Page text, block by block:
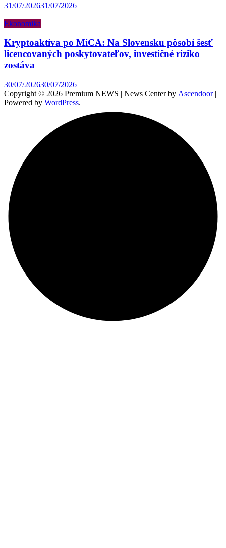
31/07/202631/07/2026
Ekonomika
Kryptoaktíva po MiCA: Na Slovensku pôsobí šesť
licencovaných poskytovateľov, investičné riziko
zostáva
30/07/202630/07/2026
Copyright © 2026 Premium NEWS | News Center by Ascendoor|
Powered by WordPress.